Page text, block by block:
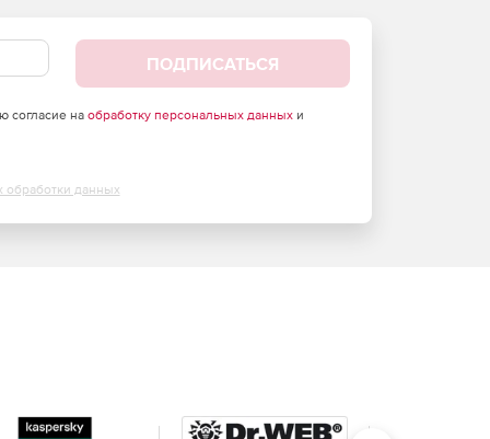
ПОДПИСАТЬСЯ
согласие на обработку персональных данныхи
обработки данных